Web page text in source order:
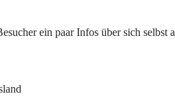
ein paar Infos über sich selbst